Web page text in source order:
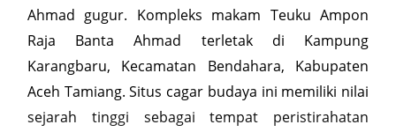
Ahmad gugur. Kompleks makam Teuku Ampon
Raja Banta Ahmad terletak di Kampung
Karangbaru, Kecamatan Bendahara, Kabupaten
Aceh Tamiang. Situs cagar budaya ini memiliki nilai
sejarah tinggi sebagai tempat peristirahatan